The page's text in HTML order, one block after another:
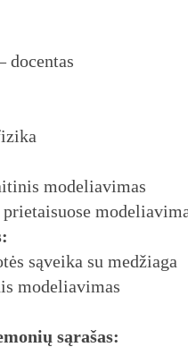
docentas
modeliavimas
sąveika su medžiaga
modeliavimas
sąrašas: